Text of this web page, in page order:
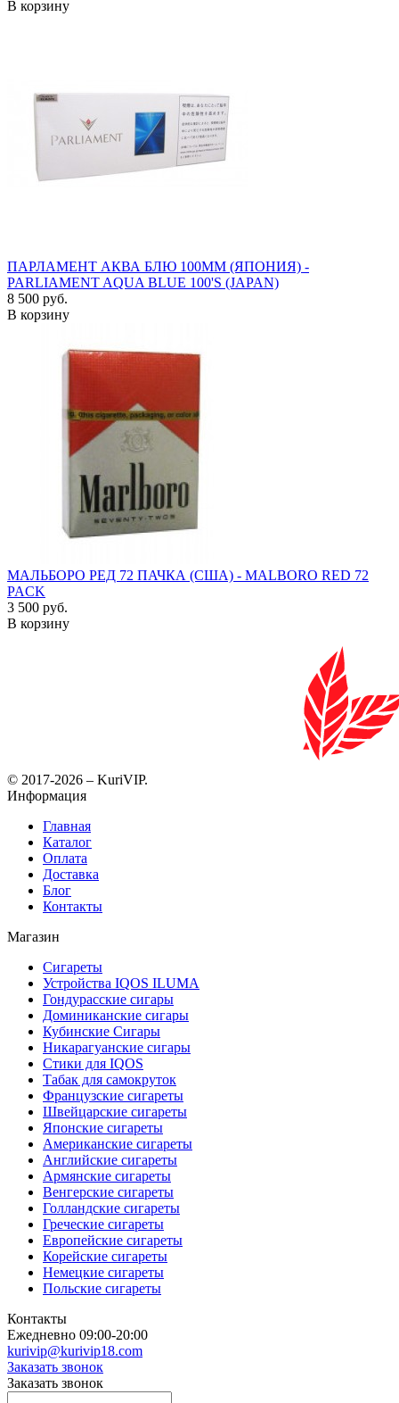
В корзину
ПАРЛАМЕНТ АКВА БЛЮ 100ММ (ЯПОНИЯ) -
PARLIAMENT AQUA BLUE 100'S (JAPAN)
8 500 руб.
В корзину
МАЛЬБОРО РЕД 72 ПАЧКА (США) - MALBORO RED 72
PACK
3 500 руб.
В корзину
© 2017-2026 – KuriVIP.
Информация
Главная
Каталог
Оплата
Доставка
Блог
Контакты
Магазин
Сигареты
Устройства IQOS ILUMA
Гондурасские сигары
Доминиканские сигары
Кубинские Сигары
Никарагуанские сигары
Стики для IQOS
Табак для самокруток
Французские сигареты
Швейцарские сигареты
Японские сигареты
Американские сигареты
Английские сигареты
Армянские сигареты
Венгерские сигареты
Голландские сигареты
Греческие сигареты
Европейские сигареты
Корейские сигареты
Немецкие сигареты
Польские сигареты
Контакты
Ежедневно 09:00-20:00
kurivip@kurivip18.com
Заказать звонок
Заказать звонок